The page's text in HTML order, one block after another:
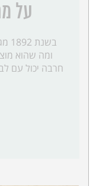
על
ומה שהוא
חרבה יכול עם